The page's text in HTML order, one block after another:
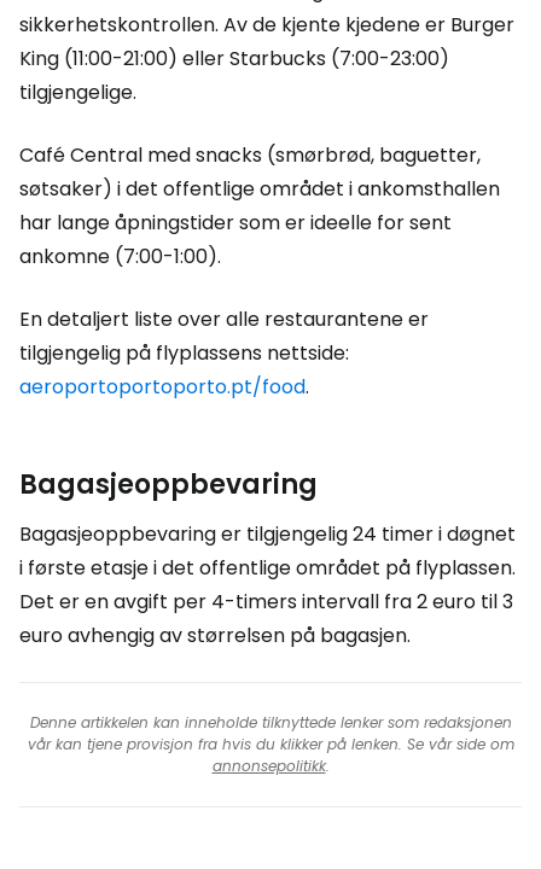
sikkerhetskontrollen. Av de kjente kjedene er Burger
King (11:00-21:00) eller Starbucks (7:00-23:00)
tilgjengelige.
Café Central med snacks (smørbrød, baguetter,
søtsaker) i det offentlige området i ankomsthallen
har lange åpningstider som er ideelle for sent
ankomne (7:00-1:00).
En detaljert liste over alle restaurantene er
tilgjengelig på flyplassens nettside:
aeroportoportoporto.pt/food.
Bagasjeoppbevaring
Bagasjeoppbevaring er tilgjengelig 24 timer i døgnet
i første etasje i det offentlige området på flyplassen.
Det er en avgift per 4-timers intervall fra 2 euro til 3
euro avhengig av størrelsen på bagasjen.
Denne artikkelen kan inneholde tilknyttede lenker som redaksjonen
vår kan tjene provisjon fra hvis du klikker på lenken. Se vår side om
annonsepolitikk.